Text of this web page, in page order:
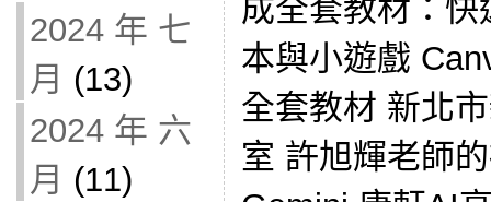
2024 年 七
月 (13)
2024 年 六
月 (11)
成全套教材：
本與小遊戲
全套教材 新北
室 許旭輝老師